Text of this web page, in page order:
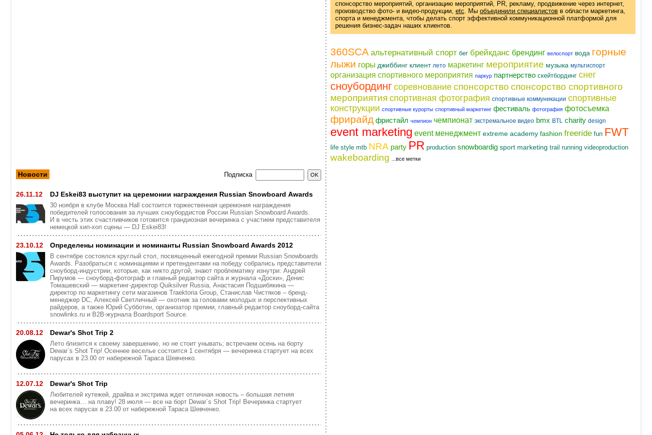
Новости Подписка
26.11.12 DJ Eskei83 выступит на церемонии награждения Russian Snowboard Awards
30 ноября в клубе Москва Hall состоится торжественная церемония награждения
победителей голосования за лучших сноубордистов России Russian Snowboard Awards.
И в честь этих счастливчиков готовится грандиозная вечеринка с участием представителя
немецкой хип-хоп сцены — DJ Eskei83!
23.10.12 Определены номинации и номинанты Russian Snowboard Awards 2012
В сентябре состоялся круглый стол, посвященный ежегодной премии Russian Snowboards
Awards. Разобраться с номинациями и претендентами на победу собрались представители
сноуборд-индустрии, которые, как никто другой, знают проблематику изнутри: Андрей
Пирумов — сноуборд-фотограф и главный редактор сайта и журнала «Доски», Денис
Томашевский — маркетинг-директор Quiksilver Russia, Анастасия Подшибякина —
директор по маркетингу сети магазинов Traektoria Group, Станислав Чистяков – бренд-
менеджер DC, Алексей Светличный — охотник за головами молодых и перспективных
райдеров, а также Юрий Субботин, организатор премии, главный редактор сноуборд-сайта
snowlinks.ru и B2B-журнала Boardsport Source.
20.08.12 Dewar's Shot Trip 2
Лето близится к своему завершению, но не стоит унывать; встречаем осень на борту
Dewar`s Shot Trip! Осеннее веселье состоится 1 сентября — вечеринка стартует на всех
парусах в 23.00 от набережной Тараса Шевченко.
12.07.12 Dewar's Shot Trip
Любителей кутежей, драйва и экстрима ждет отличная новость – большая летняя
вечеринка… на плаву! 28 июля — все на борт Dewar`s Shot Trip! Вечеринка стартует
на всех парусах в 23.00 от набережной Тараса Шевченко.
спонсорство мероприятий, организацию мероприятий, PR, рекламу, продвижение через интернет,
производство фото- и видео-продукции etc . Мы объединили специалистов в области маркетинга,
спорта и менеджмента, чтобы делать спорт эффективной коммуникационной платформой для
решения бизнес-задач наших клиентов.
360SCA альтернативный спорт бег брейкданс брендинг велоспорт вода горные
лыжи горы джиббинг клиент лето маркетинг мероприятие музыка мультиспорт
организация спортивного мероприятия паркур партнерство скейтбординг снег
сноубординг соревнование спонсорство спонсорство спортивного
мероприятия спортивная фотография спортивные коммуникации спортивные
конструкции спортивные курорты спортивный маркетинг фестиваль фотография фотосъемка
фрирайд фристайл чемпион чемпионат экстремальное видео bmx BTL charity design
event marketing event менеджмент extreme academy fashion freeride fun FWT
life style mtb NRA party PR production snowboardig sport marketing trail running videoproduction
wakeboarding ...все метки